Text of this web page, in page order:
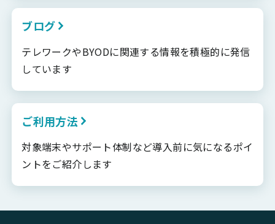
ブログ
テレワークやBYODに関連する情報を積極的に発信
しています
ご利用方法
対象端末やサポート体制など導入前に気になるポイ
ントをご紹介します